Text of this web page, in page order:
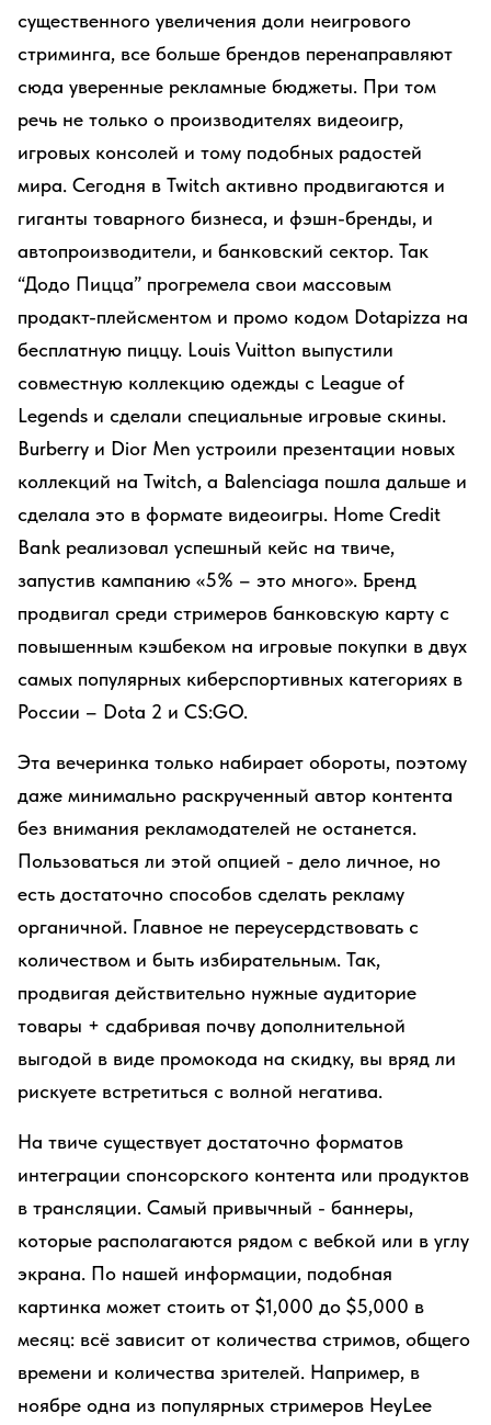
существенного увеличения доли неигрового
стриминга, все больше брендов перенаправляют
сюда уверенные рекламные бюджеты. При том
речь не только о производителях видеоигр,
игровых консолей и тому подобных радостей
мира. Сегодня в Twitch активно продвигаются и
гиганты товарного бизнеса, и фэшн-бренды, и
автопроизводители, и банковский сектор. Так
“Додо Пицца” прогремела свои массовым
продакт-плейсментом и промо кодом Dotapizza на
бесплатную пиццу. Louis Vuitton выпустили
совместную коллекцию одежды с League of
Legends и сделали специальные игровые скины.
Burberry и Dior Men устроили презентации новых
коллекций на Twitch, а Balenciaga пошла дальше и
сделала это в формате видеоигры. Home Credit
Bank реализовал успешный кейс на твиче,
запустив кампанию «5% – это много». Бренд
продвигал среди стримеров банковскую карту с
повышенным кэшбеком на игровые покупки в двух
самых популярных киберспортивных категориях в
России – Dota 2 и CS:GO.
Эта вечеринка только набирает обороты, поэтому
даже минимально раскрученный автор контента
без внимания рекламодателей не останется.
Пользоваться ли этой опцией - дело личное, но
есть достаточно способов сделать рекламу
органичной. Главное не переусердствовать с
количеством и быть избирательным. Так,
продвигая действительно нужные аудиторие
товары + сдабривая почву дополнительной
выгодой в виде промокода на скидку, вы вряд ли
рискуете встретиться с волной негатива.
На твиче существует достаточно форматов
интеграции спонсорского контента или продуктов
в трансляции. Самый привычный - баннеры,
которые располагаются рядом с вебкой или в углу
экрана. По нашей информации, подобная
картинка может стоить от $1,000 до $5,000 в
месяц: всё зависит от количества стримов, общего
времени и количества зрителей. Например, в
ноябре одна из популярных стримеров HeyLee